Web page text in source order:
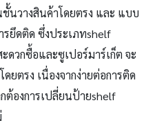
นวางสินค้าโดยตรง และ แบบ
ยึดติด ซึ่งประเภทshelf
ดวกซื้อและซูเปอร์มาร์เก็ต จะ
ตรง เนื่องจากง่ายต่อการติด
ต้องการเปลี่ยนป้ายshelf